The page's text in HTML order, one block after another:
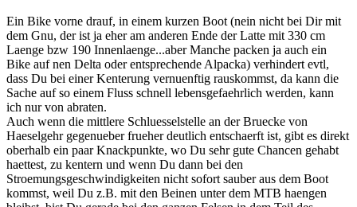
Ein Bike vorne drauf, in einem kurzen Boot (nein nicht bei Dir mit
dem Gnu, der ist ja eher am anderen Ende der Latte mit 330 cm
Laenge bzw 190 Innenlaenge...aber Manche packen ja auch ein
Bike auf nen Delta oder entsprechende Alpacka) verhindert evtl,
dass Du bei einer Kenterung vernuenftig rauskommst, da kann die
Sache auf so einem Fluss schnell lebensgefaehrlich werden, kann
ich nur von abraten.
Auch wenn die mittlere Schluesselstelle an der Bruecke von
Haeselgehr gegenueber frueher deutlich entschaerft ist, gibt es direkt
oberhalb ein paar Knackpunkte, wo Du sehr gute Chancen gehabt
haettest, zu kentern und wenn Du dann bei den
Stroemungsgeschwindigkeiten nicht sofort sauber aus dem Boot
kommst, weil Du z.B. mit den Beinen unter dem MTB haengen